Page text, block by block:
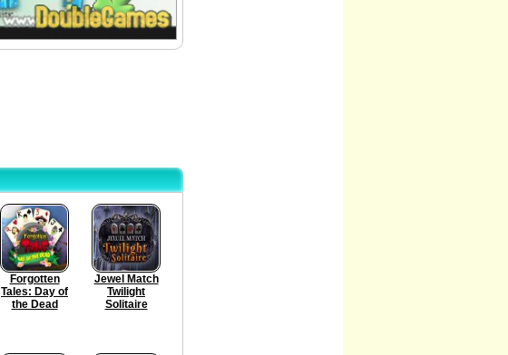
Forgotten
Tales: Day of
the Dead
Jewel Match
Twilight
Solitaire